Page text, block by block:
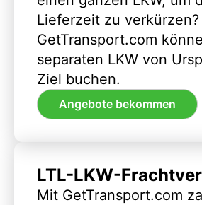
Lieferzeit zu
GetTransport.com
separaten LKW von
Ziel buchen.
Angebote bekommen
LTL-LKW-
Mit GetTransport.com